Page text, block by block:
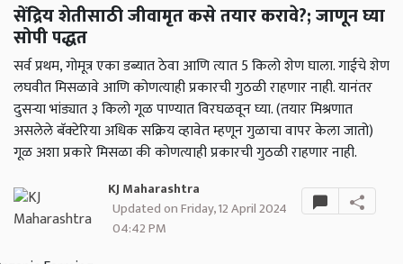
सेंद्रिय शेतीसाठी जीवामृत कसे तयार करावे?; जाणून घ्या
सोपी पद्धत
सर्व प्रथम, गोमूत्र एका डब्यात ठेवा आणि त्यात 5 किलो शेण घाला. गाईचे शेण
लघवीत मिसळावे आणि कोणत्याही प्रकारची गुठळी राहणार नाही. यानंतर
दुसऱ्या भांड्यात ३ किलो गूळ पाण्यात विरघळवून घ्या. (तयार मिश्रणात
असलेले बॅक्टेरिया अधिक सक्रिय व्हावेत म्हणून गुळाचा वापर केला जातो)
गूळ अशा प्रकारे मिसळा की कोणत्याही प्रकारची गुठळी राहणार नाही.
KJ Maharashtra
Updated on Friday, 12 April 2024
04:42 PM